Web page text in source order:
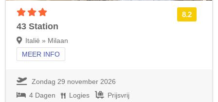
8.2
43 Station
Italië » Milaan
MEER INFO
Zondag 29 november 2026
4 Dagen
Logies Prijsvrij